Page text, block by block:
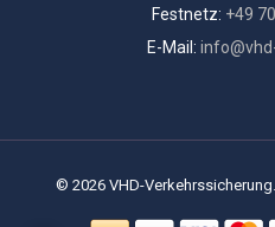
Festnetz: +49
E-Mail:
© 2026 VHD-